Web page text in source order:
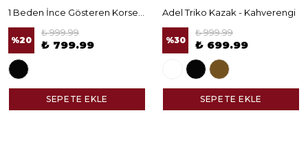
%20
₺ 999.99
₺ 799.99
SEPETE EKLE
Adel Triko Kazak - Kahverengi
%30
₺ 999.99
₺ 699.99
SEPETE EKLE